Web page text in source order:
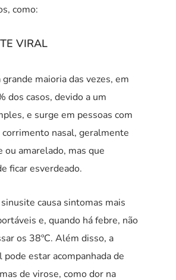
como:
VIRAL
maioria das vezes, em
dos casos, devido a um
e surge em pessoas com
nasal, geralmente
ou amarelado, mas que
ficar esverdeado.
causa sintomas mais
e, quando há febre, não
os 38ºC. Além disso, a
estar acompanhada de
de virose, como dor na